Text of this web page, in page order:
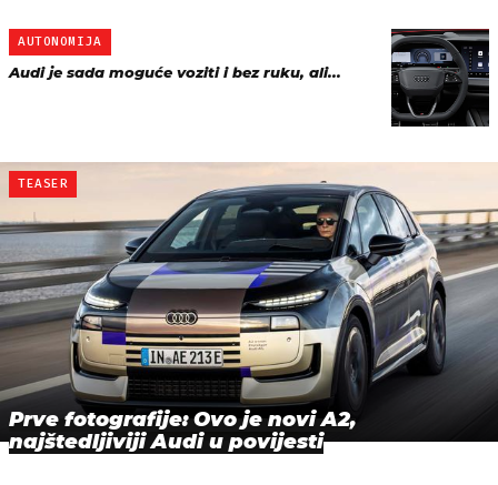
AUTONOMIJA
Audi je sada moguće voziti i bez ruku, ali...
TEASER
Prve fotografije: Ovo je novi A2,
najštedljiviji Audi u povijesti